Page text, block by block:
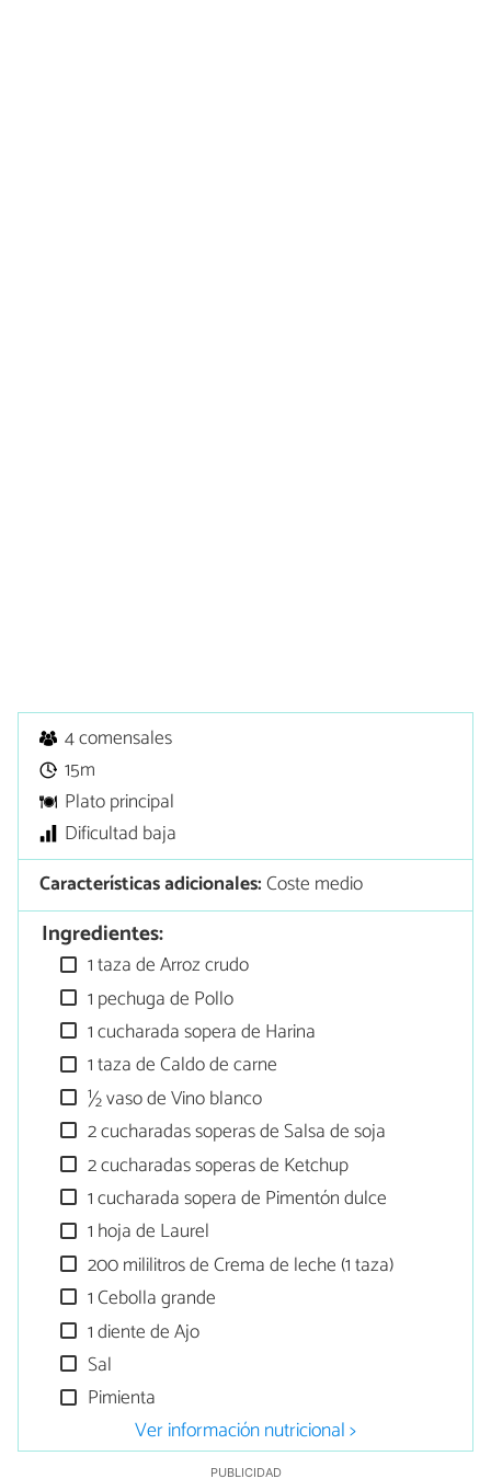
4 comensales
15m
Plato principal
Dificultad baja
Características adicionales:Coste medio
Ingredientes:
1 taza de Arroz crudo
1 pechuga de Pollo
1 cucharada sopera de Harina
1 taza de Caldo de carne
½ vaso de Vino blanco
2 cucharadas soperas de Salsa de soja
2 cucharadas soperas de Ketchup
1 cucharada sopera de Pimentón dulce
1 hoja de Laurel
200 mililitros de Crema de leche (1 taza)
1 Cebolla grande
1 diente de Ajo
Sal
Pimienta
Ver información nutricional >